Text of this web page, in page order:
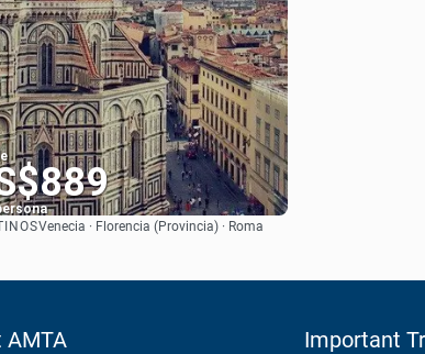
Venecia · Florencia (Provincia) · Roma
AMTA Important